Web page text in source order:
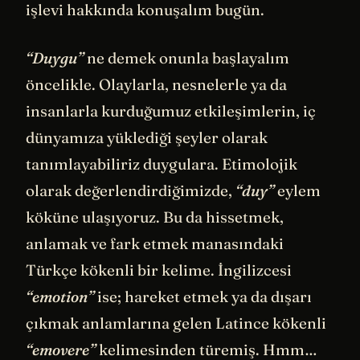
işlevi hakkında konuşalım bugün.
“Duygu”ne demek onunla başlayalım
öncelikle. Olaylarla, nesnelerle ya da
insanlarla kurduğumuz etkileşimlerin, iç
dünyamıza yüklediği şeyler olarak
tanımlayabiliriz duygulara. Etimolojik
olarak değerlendirdiğimizde, “duy”eylem
köküne ulaşıyoruz. Bu da hissetmek,
anlamak ve fark etmek manasındaki
Türkçe kökenli bir kelime. İngilizcesi
“emotion”ise; hareket etmek ya da dışarı
çıkmak anlamlarına gelen Latince kökenli
“emovere”kelimesinden türemiş. Hmm…